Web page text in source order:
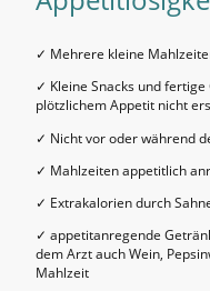
✓ Mehrere kleine
✓ Kleine Snacks und
plötzlichem Appetit nicht
✓ Nicht vor oder während
✓ Mahlzeiten appetitlich
✓ Extrakalorien durch
✓ appetitanregende
dem Arzt auch Wein,
Mahlzeit